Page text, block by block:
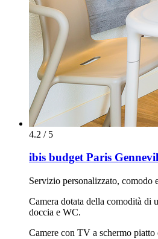
4.2 / 5
ibis budget Paris
Servizio personalizzato, comodo
Camera dotata della comodità di
doccia e WC.
Camere con TV a schermo